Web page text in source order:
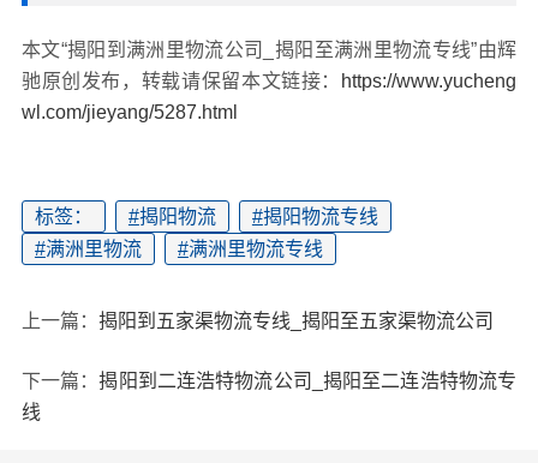
本文“揭阳到满洲里物流公司_揭阳至满洲里物流专线”由辉
驰原创发布，转载请保留本文链接：
https://www.yucheng
wl.com/jieyang/5287.html
标签： #揭阳物流 #揭阳物流专线
#满洲里物流 #满洲里物流专线
上一篇： 揭阳到五家渠物流专线_揭阳至五家渠物流公司
下一篇：揭阳到二连浩特物流公司_揭阳至二连浩特物流专
线